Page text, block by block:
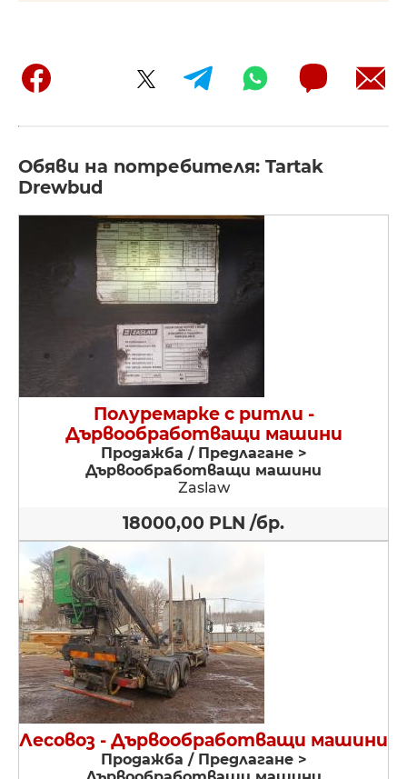
Обяви на потребителя: Tartak
Drewbud
Полуремарке с ритли -
Дървообработващи машини
Продажба / Предлагане >
Дървообработващи машини
Zaslaw
18000,00 PLN /бр.
Лесовоз - Дървообработващи машини
Продажба / Предлагане >